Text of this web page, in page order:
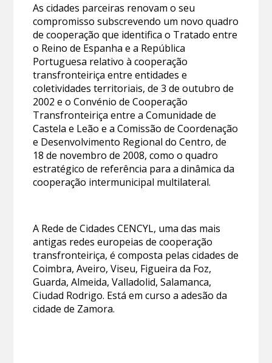
As cidades parceiras renovam o seu
compromisso subscrevendo um novo quadro
de cooperação que identifica o Tratado entre
o Reino de Espanha e a República
Portuguesa relativo à cooperação
transfronteiriça entre entidades e
coletividades territoriais, de 3 de outubro de
2002 e o Convénio de Cooperação
Transfronteiriça entre a Comunidade de
Castela e Leão e a Comissão de Coordenação
e Desenvolvimento Regional do Centro, de
18 de novembro de 2008, como o quadro
estratégico de referência para a dinâmica da
cooperação intermunicipal multilateral.
A Rede de Cidades CENCYL, uma das mais
antigas redes europeias de cooperação
transfronteiriça, é composta pelas cidades de
Coimbra, Aveiro, Viseu, Figueira da Foz,
Guarda, Almeida, Valladolid, Salamanca,
Ciudad Rodrigo. Está em curso a adesão da
cidade de Zamora.